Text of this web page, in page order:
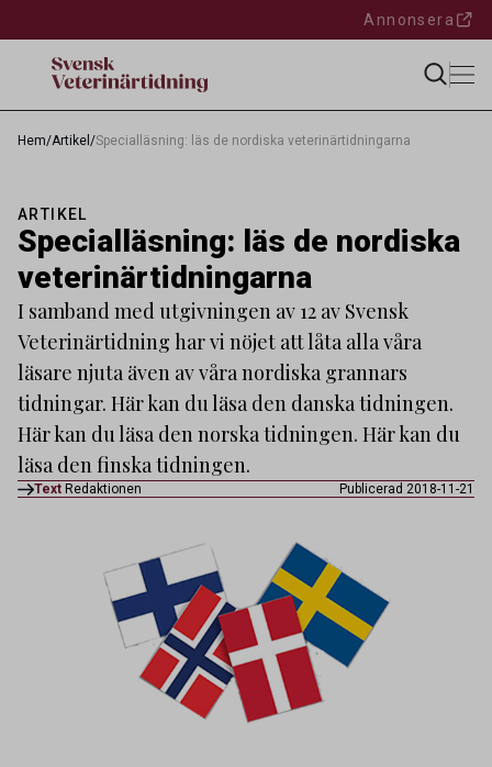
Annonsera
Hem/Artikel /Specialläsning: läs de nordiska veterinärtidningarna
ARTIKEL
Specialläsning: läs de nordiska
veterinärtidningarna
I samband med utgivningen av 12 av Svensk
Veterinärtidning har vi nöjet att låta alla våra
läsare njuta även av våra nordiska grannars
tidningar. Här kan du läsa den danska tidningen.
Här kan du läsa den norska tidningen. Här kan du
läsa den finska tidningen.
Text Redaktionen Publicerad 2018-11-21